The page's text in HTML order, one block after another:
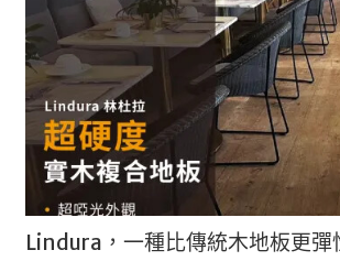
Lindura，一種比傳統木地板更彈